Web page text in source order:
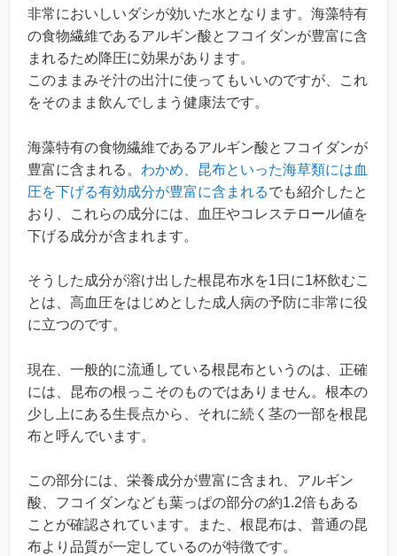
非常においしいダシが効いた水となります。海藻特有
の食物繊維であるアルギン酸とフコイダンが豊富に含
まれるため降圧に効果があります。
このままみそ汁の出汁に使ってもいいのですが、これ
をそのまま飲んでしまう健康法です。
海藻特有の食物繊維であるアルギン酸とフコイダンが
豊富に含まれる。 わかめ、昆布といった海草類には血
圧を下げる有効成分が豊富に含まれるでも紹介したと
おり、これらの成分には、血圧やコレステロール値を
下げる成分が含まれます。
そうした成分が溶け出した根昆布水を1日に1杯飲むこ
とは、高血圧をはじめとした成人病の予防に非常に役
に立つのです。
現在、一般的に流通している根昆布というのは、正確
には、昆布の根っこそのものではありません。根本の
少し上にある生長点から、それに続く茎の一部を根昆
布と呼んでいます。
この部分には、栄養成分が豊富に含まれ、アルギン
酸、フコイダンなども葉っぱの部分の約1.2倍もある
ことが確認されています。また、根昆布は、普通の昆
布より品質が一定しているのが特徴です。